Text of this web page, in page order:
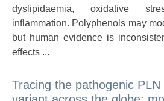
dyslipidaemia, oxidative
inflammation. Polyphenols may
but human evidence is
effects ...
Tracing the pathogenic